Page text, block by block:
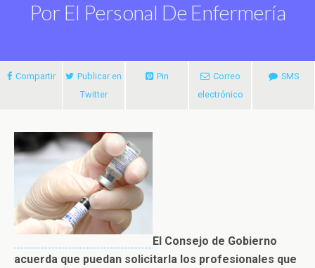
Por El Personal De Enfermería
Compartir
Publicar en
Twitter
Pin
Correo
electrónico
SMS
El Consejo de Gobierno
acuerda que puedan solicitarla los profesionales que